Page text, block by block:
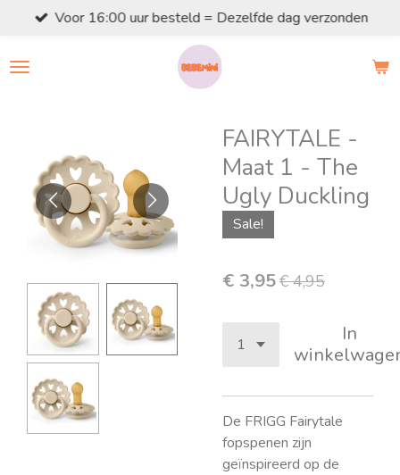
naar
Voor 16:00 uur besteld = Dezelfde dag verzonden
FAIRYTALE -
Maat 1 - The
Ugly Duckling
Sale!
€ 3,95€ 4,95
In
De FRIGG Fairytale
fopspenen zijn
geïnspireerd op de